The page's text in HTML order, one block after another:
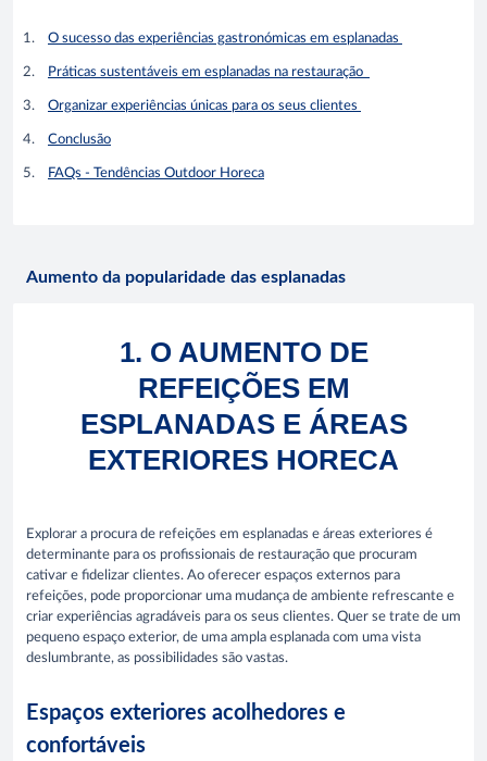
O sucesso das experiências gastronómicas em esplanadas
Práticas sustentáveis em esplanadas na restauração
Organizar experiências únicas para os seus clientes
Conclusão
FAQs - Tendências Outdoor Horeca
Aumento da popularidade das esplanadas
1. O AUMENTO DE
REFEIÇÕES EM
ESPLANADAS E ÁREAS
EXTERIORES HORECA
Explorar a procura de refeições em esplanadas e áreas exteriores é
determinante para os profissionais de restauração que procuram
cativar e fidelizar clientes. Ao oferecer espaços externos para
refeições, pode proporcionar uma mudança de ambiente refrescante e
criar experiências agradáveis para os seus clientes. Quer se trate de um
pequeno espaço exterior, de uma ampla esplanada com uma vista
deslumbrante, as possibilidades são vastas.
Espaços exteriores acolhedores e
confortáveis